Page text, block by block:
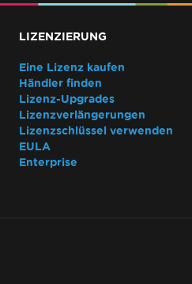
LIZENZIERUNG
Eine Lizenz kaufen
Händler finden
Lizenz-Upgrades
Lizenzverlängerungen
Lizenzschlüssel verwenden
EULA
Enterprise